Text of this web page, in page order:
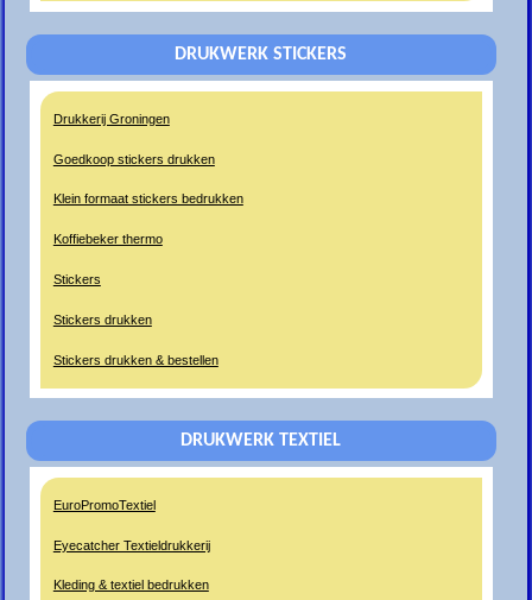
DRUKWERK STICKERS
Drukkerij Groningen
Goedkoop stickers drukken
Klein formaat stickers bedrukken
Koffiebeker thermo
Stickers
Stickers drukken
Stickers drukken & bestellen
DRUKWERK TEXTIEL
EuroPromoTextiel
Eyecatcher Textieldrukkerij
Kleding & textiel bedrukken